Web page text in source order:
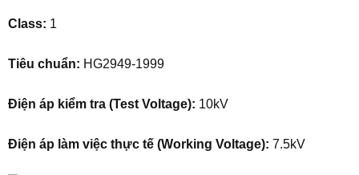
Class: 1
Tiêu chuẩn: HG2949-1999
Điện áp kiểm tra (Test Voltage): 10kV
Điện áp làm việc thực tế (Working Voltage): 7.5kV